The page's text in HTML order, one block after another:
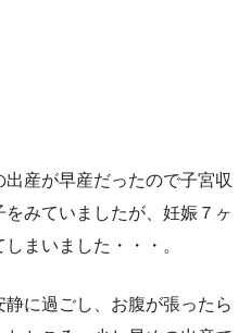
産が早産だったので子宮収
をみていましたが、妊娠７ヶ
まいました・・・。
に過ごし、お腹が張ったら